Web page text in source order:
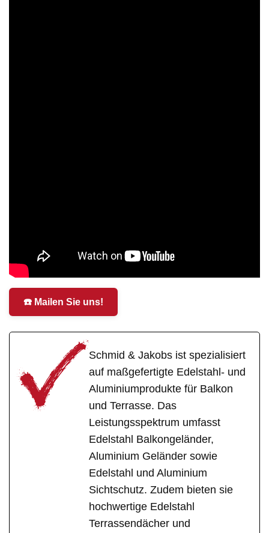
☎️ Mailen Sie uns!
Schmid & Jakobs ist spezialisiert
auf maßgefertigte Edelstahl- und
Aluminiumprodukte für Balkon
und Terrasse. Das
Leistungsspektrum umfasst
Edelstahl Balkongeländer,
Aluminium Geländer sowie
Edelstahl und Aluminium
Sichtschutz. Zudem bieten sie
hochwertige Edelstahl
Terrassendächer und